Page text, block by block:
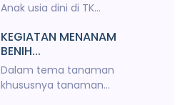
Anak usia dini di TK...
KEGIATAN MENANAM
BENIH...
Dalam tema tanaman
khususnya tanaman...